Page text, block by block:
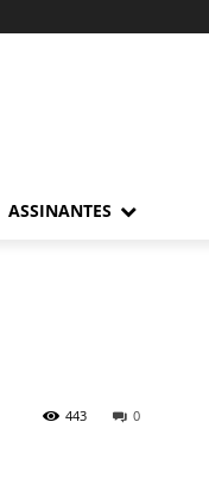
ASSINANTES
0
443